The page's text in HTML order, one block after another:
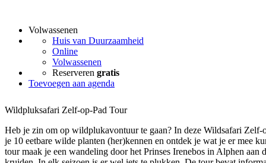
Volwassenen
Huis van Duurzaamheid
Online
Volwassenen
Reserveren gratis
Toevoegen aan agenda
Wildpluksafari Zelf-op-Pad Tour
Heb je zin om op wildplukavontuur te gaan? In deze Wildsafari Zelf-
je 10 eetbare wilde planten (her)kennen en ontdek je wat je er mee
tour maak je een wandeling door het Prinses Irenebos in Alphen aan